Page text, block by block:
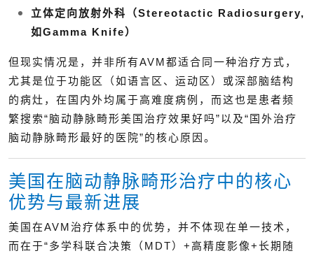
立体定向放射外科（Stereotactic Radiosurgery,
如Gamma Knife）
但现实情况是，并非所有AVM都适合同一种治疗方式，
尤其是位于功能区（如语言区、运动区）或深部脑结构
的病灶，在国内外均属于高难度病例，而这也是患者频
繁搜索“脑动静脉畸形美国治疗效果好吗”以及“国外治疗
脑动静脉畸形最好的医院”的核心原因。
美国在脑动静脉畸形治疗中的核心
优势与最新进展
美国在AVM治疗体系中的优势，并不体现在单一技术，
而在于“多学科联合决策（MDT）+高精度影像+长期随